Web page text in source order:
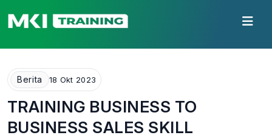
Berita 18 Okt 2023
TRAINING BUSINESS TO
BUSINESS SALES SKILL